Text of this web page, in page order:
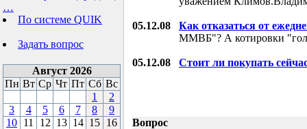
…
По системе QUIK
Задать вопрос
Август 2026
Пн Вт Ср Чт Пт Сб Вс
1
2
3
4 5 6 7 8
9
10 11 12 13 14 15 16
05.12.08
Как отказаться от
ММВБ"? А котировки
05.12.08 Стоит ли покупать
Вопрос